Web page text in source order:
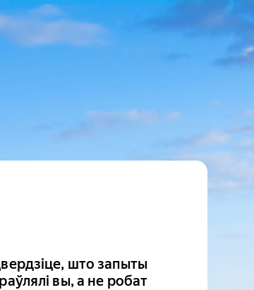
што запыты
вы, а не робат